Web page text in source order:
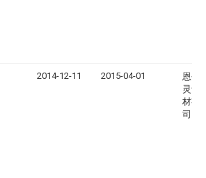
2014-12-11 2015-04-01
恩平
灵音
材有
司